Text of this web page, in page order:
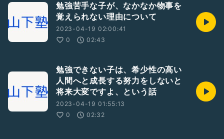
勉強苦手な子が、なかなか物事を
覚えられない理由について
2023-04-19 02:00:41
0
02:43
勉強できない子は、希少性の高い
人間へと成長する努力をしないと
将来大変ですよ、という話
2023-04-19 01:55:13
0
02:32